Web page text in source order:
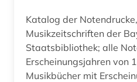
Katalog der
Musikzeitschriften der
Staatsbibliothek; alle
Erscheinungsjahren von
Musikbücher mit